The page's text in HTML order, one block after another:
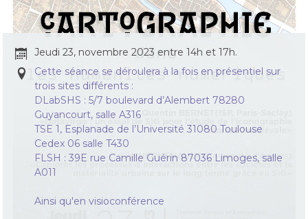
Jeudi 23, novembre 2023 entre 14h et 17h.
Cette séance se déroulera à la fois en présentiel sur
trois sites différents :
DLabSHS : 5/7 boulevard d’Alembert 78280
Guyancourt, salle A316
TSE 1, Esplanade de l’Université 31080 Toulouse
Cedex 06 salle T430
FLSH : 39E rue Camille Guérin 87036 Limoges, salle
A011
Ainsi qu'en visioconférence